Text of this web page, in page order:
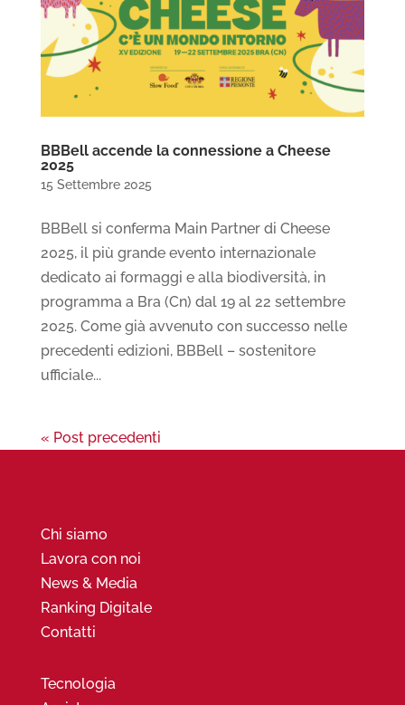
BBBell accende la connessione a Cheese
2025
15 Settembre 2025
BBBell si conferma Main Partner di Cheese
2025, il più grande evento internazionale
dedicato ai formaggi e alla biodiversità, in
programma a Bra (Cn) dal 19 al 22 settembre
2025. Come già avvenuto con successo nelle
precedenti edizioni, BBBell – sostenitore
ufficiale...
« Post precedenti
Chi siamo
Lavora con noi
News & Media
Ranking Digitale
Contatti
Tecnologia